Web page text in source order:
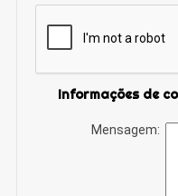
Informações de
Mensagem: